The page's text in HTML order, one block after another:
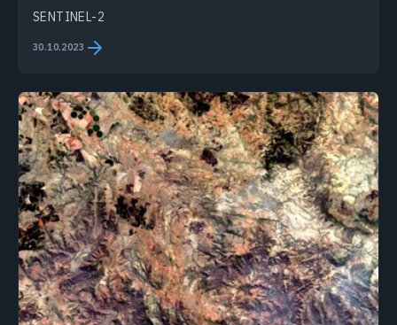
SENTINEL-2
30.10.2023